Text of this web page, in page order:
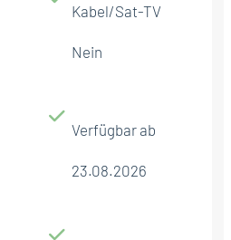
Kabel/Sat-TV
Nein
Verfügbar ab
23.08.2026